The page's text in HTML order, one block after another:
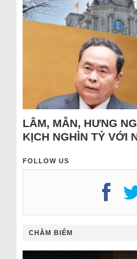
LÂM, MẪN, HƯNG
KỊCH NGHÌN TỶ VỚI
FOLLOW US
CHÂM BIẾM